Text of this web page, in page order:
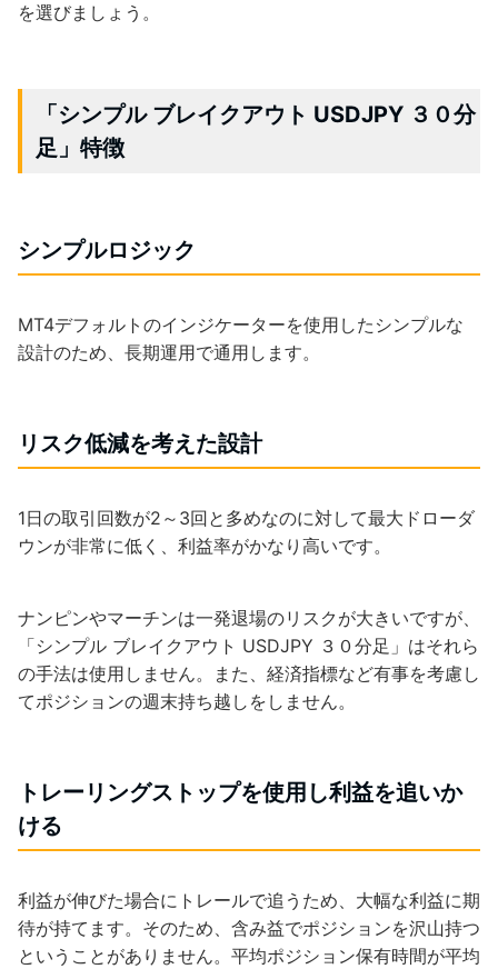
を選びましょう。
「シンプル ブレイクアウト USDJPY ３０分
足」特徴
シンプルロジック
MT4デフォルトのインジケーターを使用したシンプルな
設計のため、長期運用で通用します。
リスク低減を考えた設計
1日の取引回数が2～3回と多めなのに対して最大ドローダ
ウンが非常に低く、利益率がかなり高いです。
ナンピンやマーチンは一発退場のリスクが大きいですが、
「シンプル ブレイクアウト USDJPY ３０分足」はそれら
の手法は使用しません。また、経済指標など有事を考慮し
てポジションの週末持ち越しをしません。
トレーリングストップを使用し利益を追いか
ける
利益が伸びた場合にトレールで追うため、大幅な利益に期
待が持てます。そのため、含み益でポジションを沢山持つ
ということがありません。平均ポジション保有時間が平均